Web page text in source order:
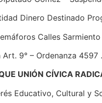
Dinero Destinado
Calles
9° – Ordenanza 4597 .
UNIÓN CÍVICA
Educativo, Cultural y